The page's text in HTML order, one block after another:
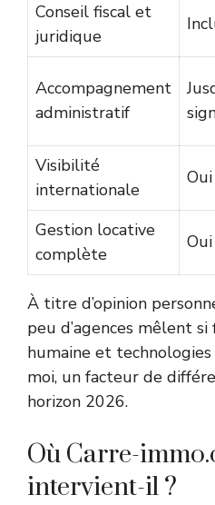
Conseil fiscal et
juridique
Accompagnement
administratif
Visibilité
internationale
Oui
Gestion locative
complète
Oui
À titre d’opinion
peu d’agences mêlent
humaine et technologies
moi, un facteur de
horizon 2026.
Où Carre-
intervient-il ?